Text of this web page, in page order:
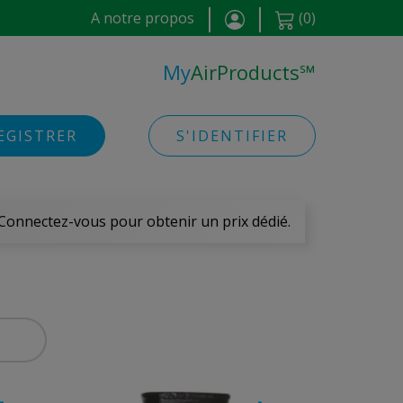
A notre propos (0)
MyAirProducts℠
S'IDENTIFIER
vous pour obtenir un prix dédié.